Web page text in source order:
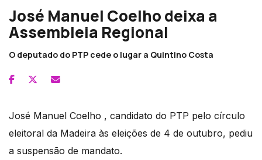
José Manuel Coelho deixa a
Assembleia Regional
O deputado do PTP cede o lugar a Quintino Costa
José Manuel Coelho , candidato do PTP pelo círculo
eleitoral da Madeira às eleições de 4 de outubro, pediu
a suspensão de mandato.